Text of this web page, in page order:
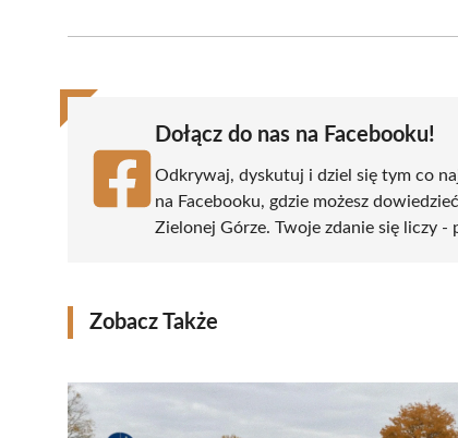
(Twitter)
Dołącz do nas na Facebooku!
Odkrywaj, dyskutuj i dziel się tym co
na Facebooku, gdzie możesz
Zielonej Górze. Twoje zdanie się liczy -
Zobacz Także